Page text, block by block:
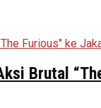
Brutal